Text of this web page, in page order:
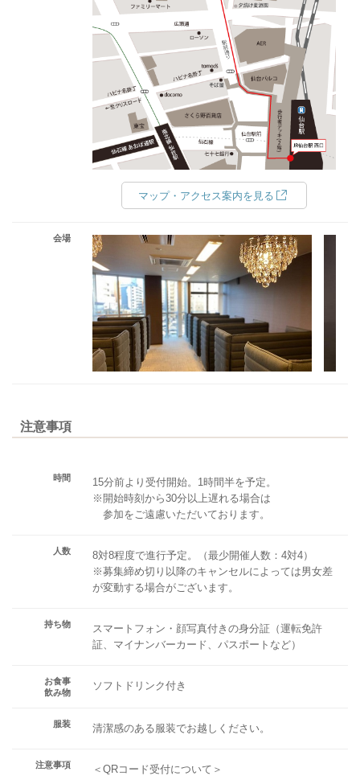
マップ・アクセス案内を見る
会場
注意事項
時間
15分前より受付開始。1時間半を予定。
※開始時刻から30分以上遅れる場合は
参加をご遠慮いただいております。
人数
8対8程度で進行予定。（最少開催人数：4対4）
※募集締め切り以降のキャンセルによっては男女差
が変動する場合がございます。
持ち物
スマートフォン・顔写真付きの身分証（運転免許
証、マイナンバーカード、パスポートなど）
お食事
飲み物
ソフトドリンク付き
服装 清潔感のある服装でお越しください。
注意事項
＜QRコード受付について＞